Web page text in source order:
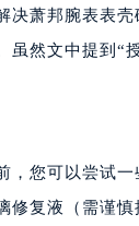
决萧邦腕表表
虽然文中提到“
，您可以尝试
修复液（需谨